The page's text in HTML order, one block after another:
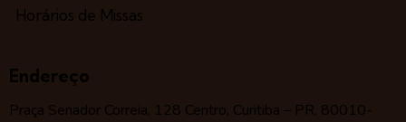
Horários de Missas
Endereço
Praça Senador Correia, 128 Centro, Curitiba – PR, 80010-